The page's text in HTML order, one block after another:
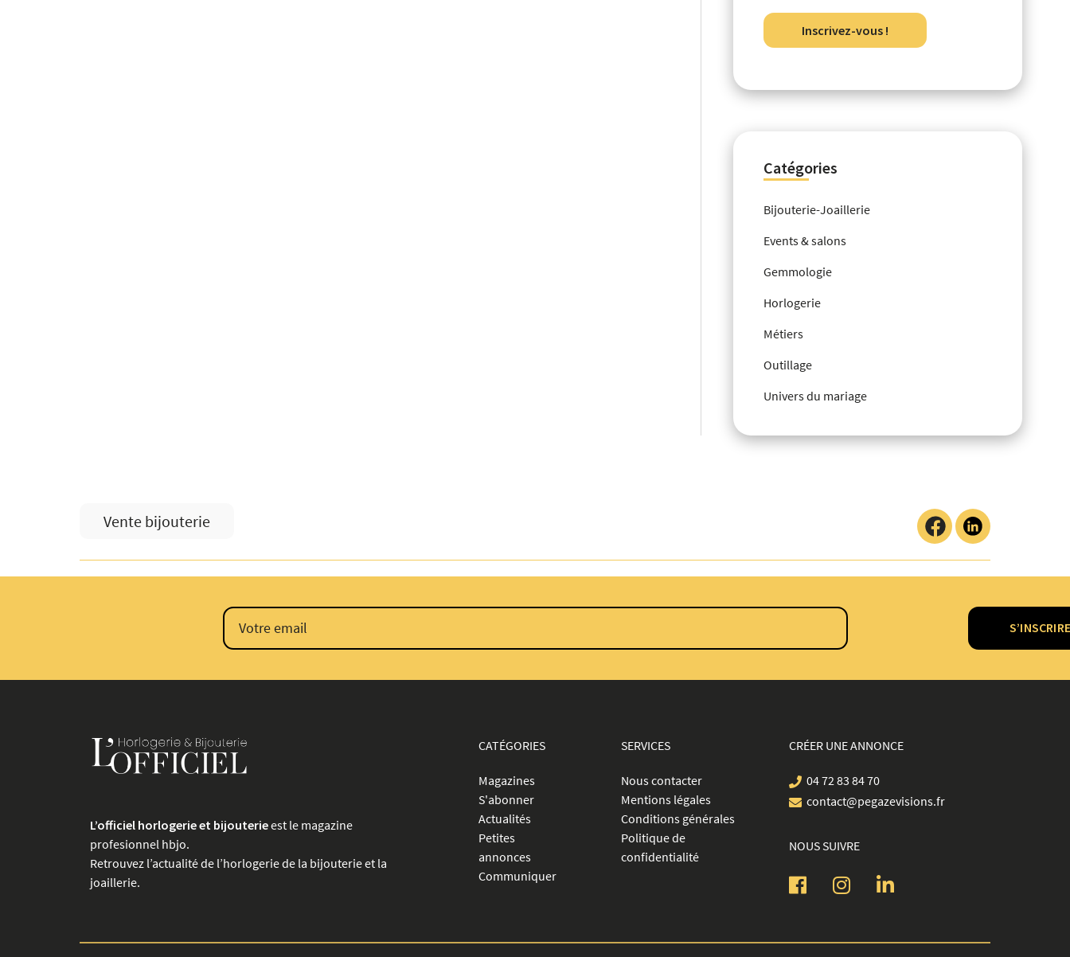
Inscrivez-vous !
Catégories
Bijouterie-Joaillerie
Events & salons
Gemmologie
Horlogerie
Métiers
Outillage
Univers du mariage
Vente bijouterie
L’officiel horlogerie et bijouterieest le magazine
profesionnel hbjo.
Retrouvez l’actualité de l’horlogerie de la bijouterie et la
joaillerie.
CATÉGORIES
Magazines
S'abonner
Actualités
Petites
annonces
Communiquer
SERVICES
Nous contacter
Mentions légales
Conditions générales
Politique de
confidentialité
CRÉER UNE ANNONCE
04 72 83 84 70
contact@pegazevisions.fr
NOUS SUIVRE